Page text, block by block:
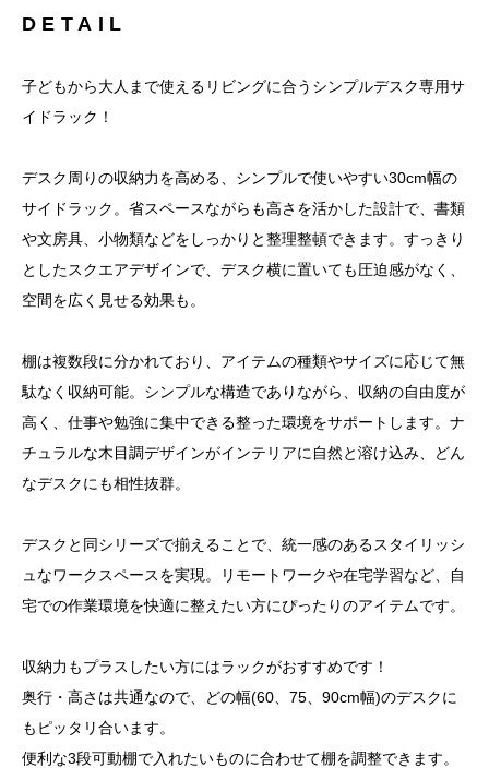
DETAIL
子どもから大人まで使えるリビングに合うシンプルデスク専用サ
イドラック！
デスク周りの収納力を高める、シンプルで使いやすい30cm幅の
サイドラック。省スペースながらも高さを活かした設計で、書類
や文房具、小物類などをしっかりと整理整頓できます。すっきり
としたスクエアデザインで、デスク横に置いても圧迫感がなく、
空間を広く見せる効果も。
棚は複数段に分かれており、アイテムの種類やサイズに応じて無
駄なく収納可能。シンプルな構造でありながら、収納の自由度が
高く、仕事や勉強に集中できる整った環境をサポートします。ナ
チュラルな木目調デザインがインテリアに自然と溶け込み、どん
なデスクにも相性抜群。
デスクと同シリーズで揃えることで、統一感のあるスタイリッシ
ュなワークスペースを実現。リモートワークや在宅学習など、自
宅での作業環境を快適に整えたい方にぴったりのアイテムです。
収納力もプラスしたい方にはラックがおすすめです！
奥行・高さは共通なので、どの幅(60、75、90cm幅)のデスクに
もピッタリ合います。
便利な3段可動棚で入れたいものに合わせて棚を調整できます。